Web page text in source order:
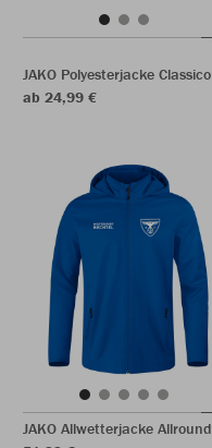
JAKO Polyesterjacke Classico
ab 24,99 €
JAKO Allwetterjacke Allround